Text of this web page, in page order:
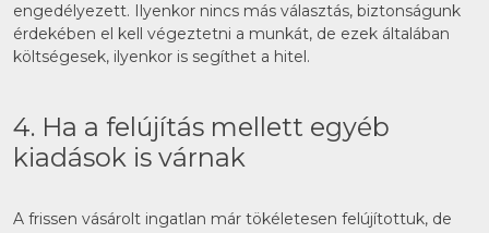
engedélyezett. Ilyenkor nincs más választás, biztonságunk
érdekében el kell végeztetni a munkát, de ezek általában
költségesek, ilyenkor is segíthet a hitel.
4. Ha a felújítás mellett egyéb
kiadások is várnak
A frissen vásárolt ingatlan már tökéletesen felújítottuk, de